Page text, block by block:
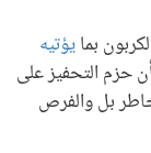
بمايؤتيه
حزم التحفيز على
بل والفرص